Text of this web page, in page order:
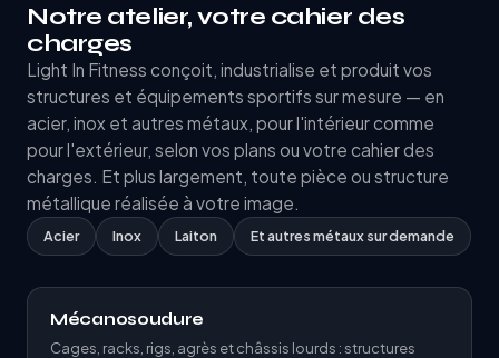
Notre atelier, votre cahier des
charges
Light In Fitness conçoit, industrialise et produit vos
structures et équipements sportifs sur mesure — en
acier, inox et autres métaux, pour l'intérieur comme
pour l'extérieur, selon vos plans ou votre cahier des
charges. Et plus largement, toute pièce ou structure
métallique réalisée à votre image.
Acier Inox Laiton Et autres métaux sur demande
Mécanosoudure
Cages, racks, rigs, agrès et châssis lourds : structures